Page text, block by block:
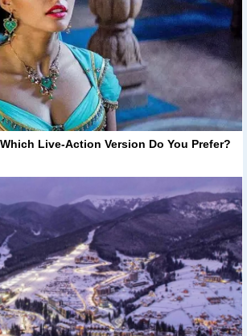
Live-Action Version Do You Prefer?